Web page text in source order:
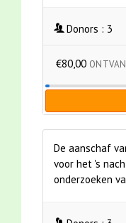
Donors : 3
€80,00
De aanschaf
voor het 's
onderzoeken